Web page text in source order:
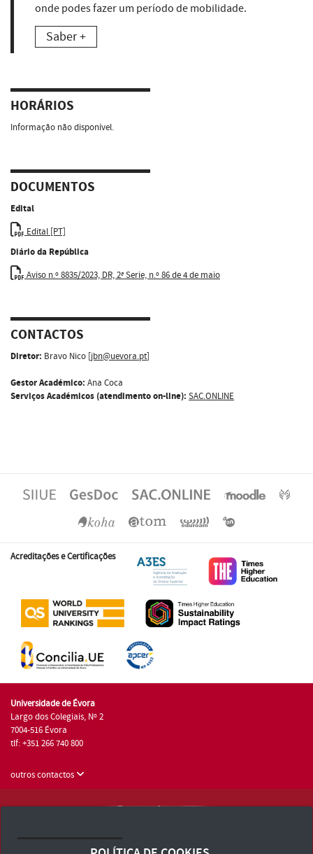
onde podes fazer um período de mobilidade.
Saber +
HORÁRIOS
Informação não disponível.
DOCUMENTOS
Edital
Edital [PT]
Diário da República
Aviso n.º 8835/2023, DR, 2ª Serie, n.º 86 de 4 de maio
CONTACTOS
Diretor: Bravo Nico [jbn@uevora.pt]
Gestor Académico: Ana Coca
Serviços Académicos (atendimento on-line): SAC.ONLINE
Acreditações e Certificações
Universidade de Évora
Largo dos Colegiais, Nº 2
7004-516 Évora
tlf: +351 266 740 800
outros contactos
Consulte os Termos e Condições e Política de Privacidade